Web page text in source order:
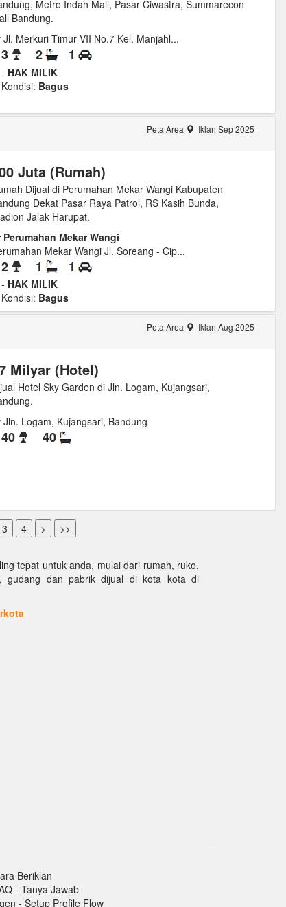
Metro Indah Mall, Pasar Ciwastra, Summarecon
Bandung.
Jl. Merkuri Timur VII No.7 Kel. Manjahl...
3 2 1
- HAK MILIK
Kondisi: Bagus
Peta Area Iklan Sep 2025
Juta (Rumah)
Dijual di Perumahan Mekar Wangi Kabupaten
Dekat Pasar Raya Patrol, RS Kasih Bunda,
Jalak Harupat.
Perumahan Mekar Wangi
Mekar Wangi Jl. Soreang - Cip...
2 1 1
- HAK MILIK
Kondisi: Bagus
Peta Area Iklan Aug 2025
Milyar (Hotel)
Hotel Sky Garden di Jln. Logam, Kujangsari,
Jln. Logam, Kujangsari, Bandung
40 40
tepat untuk anda, mulai dari rumah, ruko,
gudang dan pabrik dijual di kota kota di
Beriklan
- Tanya Jawab
- Setup Profile Flow